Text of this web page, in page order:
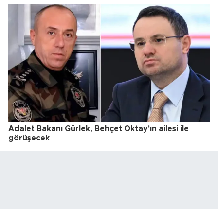
Adalet Bakanı Gürlek, Behçet Oktay'ın ailesi ile
görüşecek